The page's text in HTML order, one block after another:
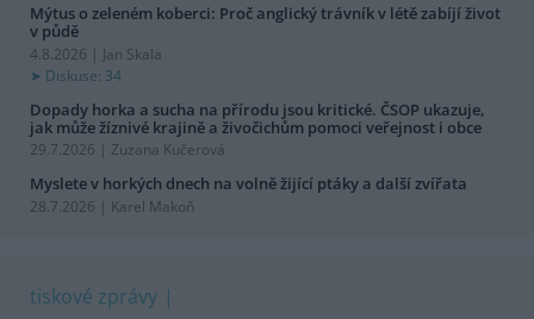
Mýtus o zeleném koberci: Proč anglický trávník v létě zabíjí život
v půdě
4.8.2026 | Jan Skala
Diskuse: 34
Dopady horka a sucha na přírodu jsou kritické. ČSOP ukazuje,
jak může žíznivé krajině a živočichům pomoci veřejnost i obce
29.7.2026 | Zuzana Kučerová
Myslete v horkých dnech na volně žijící ptáky a další zvířata
28.7.2026 | Karel Makoň
tiskové zprávy